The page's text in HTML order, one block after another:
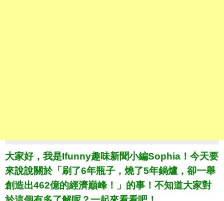
大家好，我是Ifunny趣味新聞小編Sophia！今天要
來說說關於「刷了6年瓶子，燒了5年鍋爐，卻一舉
創造出462億的經濟巔峰！」的事！不知道大家對